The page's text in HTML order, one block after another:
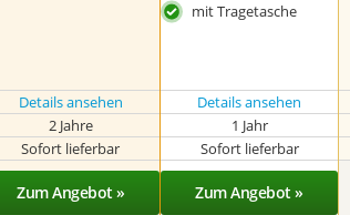
mit Tragetasche
Details ansehen Details ansehen
2 Jahre 1 Jahr
Sofort lieferbar Sofort lieferbar
Zum Angebot » Zum Angebot »